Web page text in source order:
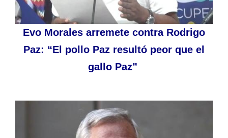
Evo Morales arremete contra Rodrigo
Paz: “El pollo Paz resultó peor que el
gallo Paz”